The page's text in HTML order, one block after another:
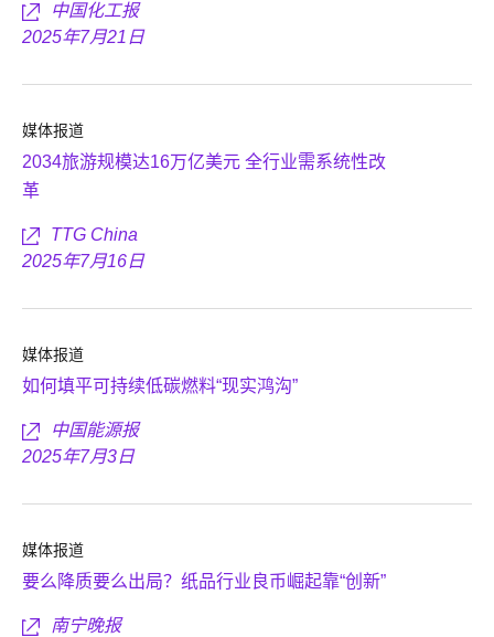
中国化工报
2025年7月21日
媒体报道
2034旅游规模达16万亿美元 全行业需系统性改
革
TTG China
2025年7月16日
媒体报道
如何填平可持续低碳燃料“现实鸿沟”
中国能源报
2025年7月3日
媒体报道
要么降质要么出局？纸品行业良币崛起靠“创新”
南宁晚报